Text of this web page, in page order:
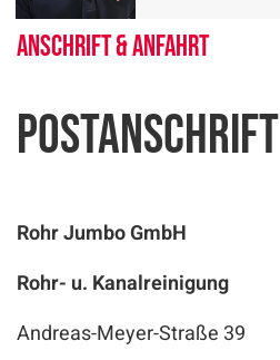
Anschrift & Anfahrt
Postanschrift
Rohr Jumbo GmbH
Rohr- u. Kanalreinigung
Andreas-Meyer-Straße 39